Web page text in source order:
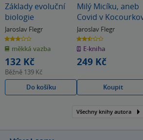
Základy evoluční
biologie
Jaroslav Flegr
3.0
z
5
hvězdiček
měkká vazba
132 Kč
Běžně 139 Kč
Do košíku
Milý Micíku, aneb
Covid v
Jaroslav Flegr
2.5
z
5
hvězdiček
E-kniha
249 Kč
Koupit
Všechny knihy autora